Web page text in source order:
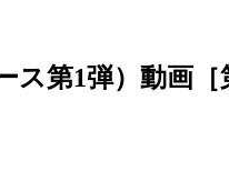
第1弾）動画［